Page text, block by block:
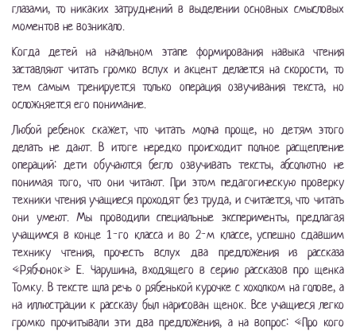
глазами, то никаких затруднений в выделении основных смысловых
моментов не возникало.
Когда детей на начальном этапе формирования навыка чтения
заставляют читать громко вслух и акцент делается на скорости, то
тем самым тренируется только операция озвучивания текста, но
осложняется его понимание.
Любой ребенок скажет, что читать молча проще, но детям этого
делать не дают. В итоге нередко происходит полное расщепление
операций: дети обучаются бегло озвучивать тексты, абсолютно не
понимая того, что они читают. При этом педагогическую проверку
техники чтения учащиеся проходят без труда, и считается, что читать
они умеют. Мы проводили специальные эксперименты, предлагая
учащимся в конце 1-го класса и во 2-м классе, успешно сдавшим
технику чтения, прочесть вслух два предложения из рассказа
«Рябчонок» Е. Чарушина, входящего в серию рассказов про щенка
Томку. В тексте шла речь о рябенькой курочке с хохолком на голове, а
на иллюстрации к рассказу был нарисован щенок. Все учащиеся легко
громко прочитывали эти два предложения, а на вопрос: «Про кого